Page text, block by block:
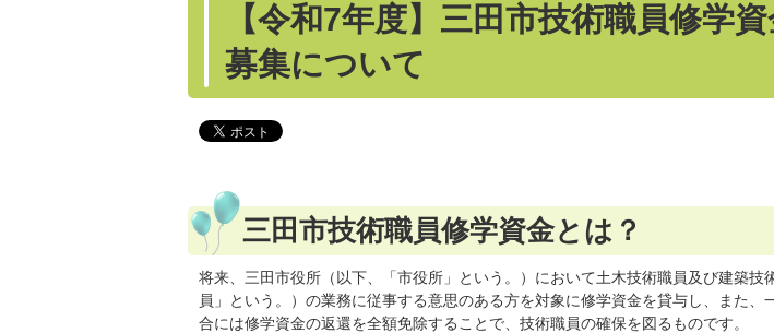
【令和7年度】三田市技術職員修学
募集について
三田市技術職員修学資金とは？
将来、三田市役所（以下、「市役所」という。）において土木技術職員及び建築技
員」という。）の業務に従事する意思のある方を対象に修学資金を貸与し、また、
合には修学資金の返還を全額免除することで、技術職員の確保を図るものです。